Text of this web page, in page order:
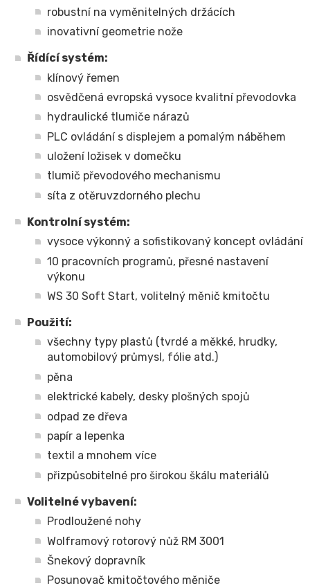
robustní na vyměnitelných držácích
inovativní geometrie nože
Řídící systém:
klínový řemen
osvědčená evropská vysoce kvalitní převodovka
hydraulické tlumiče nárazů
PLC ovládání s displejem a pomalým náběhem
uložení ložisek v domečku
tlumič převodového mechanismu
síta z otěruvzdorného plechu
Kontrolní systém:
vysoce výkonný a sofistikovaný koncept ovládání
10 pracovních programů, přesné nastavení
výkonu
WS 30 Soft Start, volitelný měnič kmitočtu
Použití:
všechny typy plastů (tvrdé a měkké, hrudky,
automobilový průmysl, fólie atd.)
pěna
elektrické kabely, desky plošných spojů
odpad ze dřeva
papír a lepenka
textil a mnohem více
přizpůsobitelné pro širokou škálu materiálů
Volitelné vybavení:
Prodloužené nohy
Wolframový rotorový nůž RM 3001
Šnekový dopravník
Posunovač kmitočtového měniče